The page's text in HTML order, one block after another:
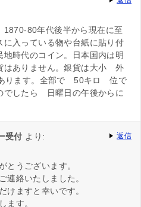
80年代後半から現在に至
入っている物や台紙に貼り付
時代のコイン。日本国内は明
ありません。銀貨は大小 外
ります。全部で 50キロ 位で
したら 日曜日の午後からに
受付 より:
とうございます。
連絡いたしました。
けますと幸いです。
ます。
返信